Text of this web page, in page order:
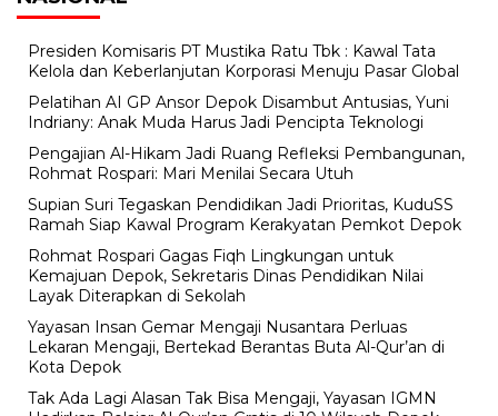
Presiden Komisaris PT Mustika Ratu Tbk : Kawal Tata
Kelola dan Keberlanjutan Korporasi Menuju Pasar Global
Pelatihan AI GP Ansor Depok Disambut Antusias, Yuni
Indriany: Anak Muda Harus Jadi Pencipta Teknologi
Pengajian Al-Hikam Jadi Ruang Refleksi Pembangunan,
Rohmat Rospari: Mari Menilai Secara Utuh
Supian Suri Tegaskan Pendidikan Jadi Prioritas, KuduSS
Ramah Siap Kawal Program Kerakyatan Pemkot Depok
Rohmat Rospari Gagas Fiqh Lingkungan untuk
Kemajuan Depok, Sekretaris Dinas Pendidikan Nilai
Layak Diterapkan di Sekolah
Yayasan Insan Gemar Mengaji Nusantara Perluas
Lekaran Mengaji, Bertekad Berantas Buta Al-Qur’an di
Kota Depok
Tak Ada Lagi Alasan Tak Bisa Mengaji, Yayasan IGMN